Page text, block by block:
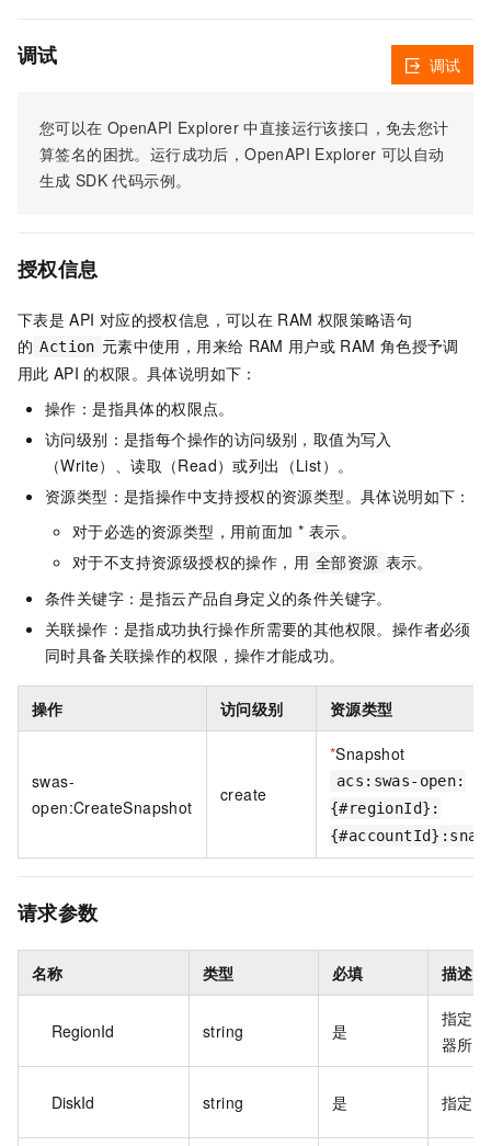
调试
您可以在 OpenAPI Explorer 中直接运行该接口，免去您计
算签名的困扰。运行成功后，OpenAPI Explorer 可以自动
生成 SDK 代码示例。
调试
授权信息
下表是 API 对应的授权信息，可以在 RAM 权限策略语句
的 Action 元素中使用，用来给 RAM 用户或 RAM 角色授予调
用此 API 的权限。具体说明如下：
操作：是指具体的权限点。
访问级别：是指每个操作的访问级别，取值为写入
（Write）、读取（Read）或列出（List）。
资源类型：是指操作中支持授权的资源类型。具体说明如下：
对于必选的资源类型，用前面加 * 表示。
对于不支持资源级授权的操作，用 全部资源 表示。
条件关键字：是指云产品自身定义的条件关键字。
关联操作：是指成功执行操作所需要的其他权限。操作者必须
同时具备关联操作的权限，操作才能成功。
操作 访问级别 资源类型
swas-
open:CreateSnapshot
create
*Snapshot
acs:swas-open:
{#regionId}:
请求参数
名称 类型 必填 描述
RegionId string 是
指定
器所
DiskId string 是 指定